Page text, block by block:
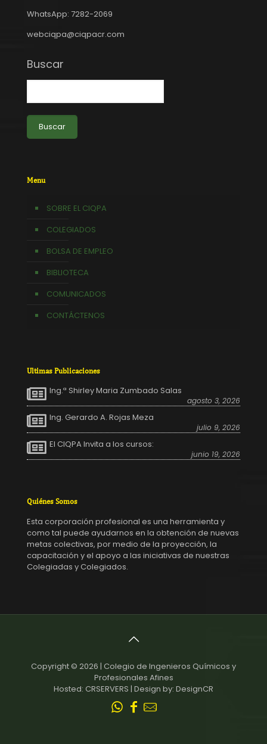
WhatsApp: 7282-2069
webciqpa@ciqpacr.com
Buscar
Buscar
Menu
SOBRE EL CIQPA
COLEGIADOS
BOLSA DE EMPLEO
BIBLIOTECA
COMUNICADOS
CONTÁCTENOS
Ultimas Publicaciones
Ing.ª Shirley Maria Zumbado Salas
agosto 3, 2026
Ing. Gerardo A. Rojas Meza
julio 9, 2026
El CIQPA Invita a los cursos:
junio 19, 2026
Quiénes Somos
Esta corporación profesional es una herramienta y
como tal puede ayudarnos en la obtención de nuevas
metas colectivas, por medio de la proyección, la
capacitación y el apoyo a las iniciativas de nuestras
Colegiadas y Colegiados.
Copyright © 2026 | Colegio de Ingenieros Químicos y
Profesionales Afines
Hosted: CRSERVERS | Design by: DesignCR